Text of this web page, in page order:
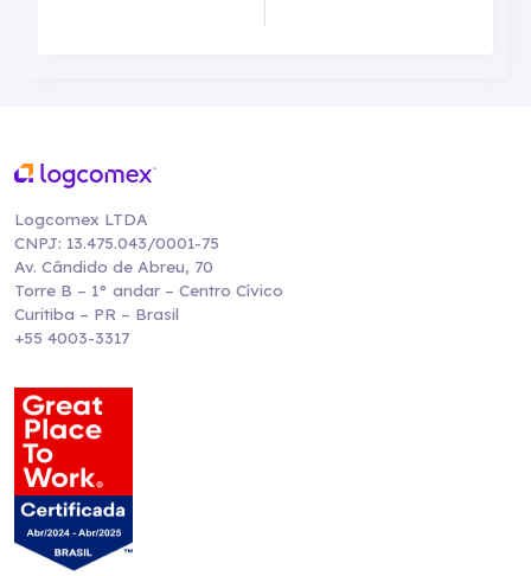
Logcomex LTDA
CNPJ: 13.475.043/0001-75
Av. Cândido de Abreu, 70
Torre B – 1° andar – Centro Cívico
Curitiba – PR – Brasil
+55 4003-3317